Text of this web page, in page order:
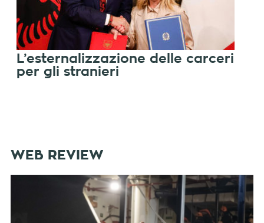
L’esternalizzazione delle carceri
per gli stranieri
WEB REVIEW